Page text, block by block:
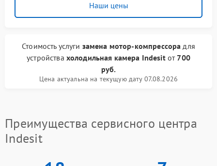
Наши цены
Стоимость услуги замена мотор-компрессора для
устройства холодильная камера Indesitот 700
руб.
Цена актуальна на текущую дату 07.08.2026
Преимущества сервисного центра
Indesit